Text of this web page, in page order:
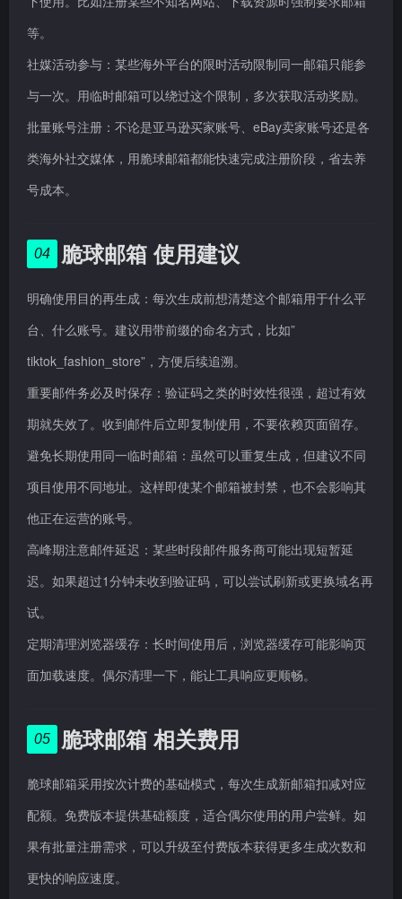
等。
社媒活动参与：某些海外平台的限时活动限制同一邮箱只能参
与一次。用临时邮箱可以绕过这个限制，多次获取活动奖励。
批量账号注册：不论是亚马逊买家账号、eBay卖家账号还是各
类海外社交媒体，用脆球邮箱都能快速完成注册阶段，省去养
号成本。
04 脆球邮箱 使用建议
明确使用目的再生成：每次生成前想清楚这个邮箱用于什么平
台、什么账号。建议用带前缀的命名方式，比如”
tiktok_fashion_store”，方便后续追溯。
重要邮件务必及时保存：验证码之类的时效性很强，超过有效
期就失效了。收到邮件后立即复制使用，不要依赖页面留存。
避免长期使用同一临时邮箱：虽然可以重复生成，但建议不同
项目使用不同地址。这样即使某个邮箱被封禁，也不会影响其
他正在运营的账号。
高峰期注意邮件延迟：某些时段邮件服务商可能出现短暂延
迟。如果超过1分钟未收到验证码，可以尝试刷新或更换域名再
试。
定期清理浏览器缓存：长时间使用后，浏览器缓存可能影响页
面加载速度。偶尔清理一下，能让工具响应更顺畅。
05 脆球邮箱 相关费用
脆球邮箱采用按次计费的基础模式，每次生成新邮箱扣减对应
配额。免费版本提供基础额度，适合偶尔使用的用户尝鲜。如
果有批量注册需求，可以升级至付费版本获得更多生成次数和
更快的响应速度。